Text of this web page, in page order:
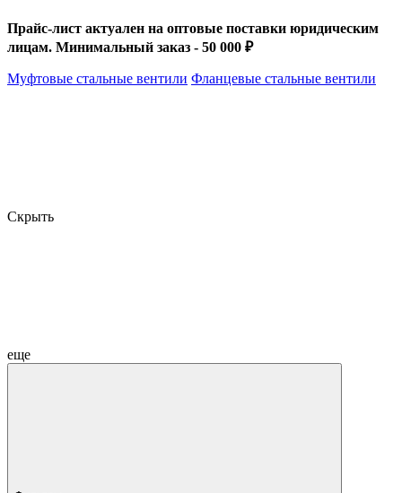
Прайс-лист актуален на оптовые поставки юридическим
лицам. Минимальный заказ - 50 000 ₽
Муфтовые стальные вентили Фланцевые стальные вентили
Скрыть
еще